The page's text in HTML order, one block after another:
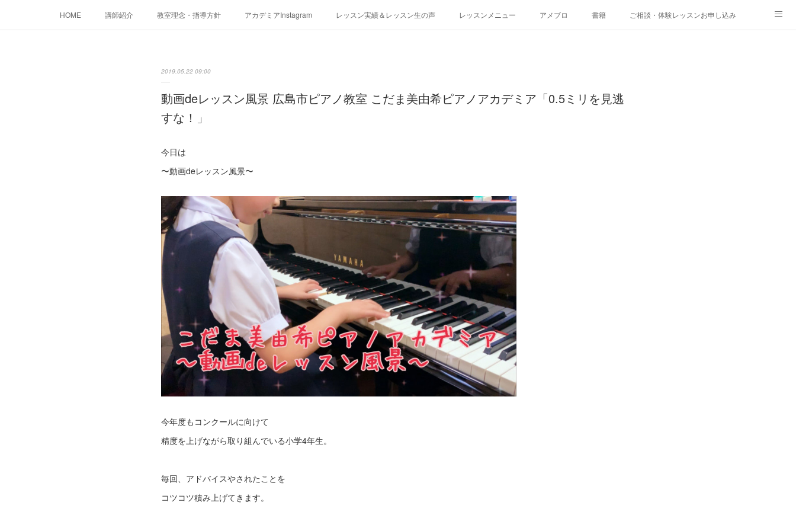
HOME 講師紹介 教室理念・指導方針 アカデミアInstagram レッスン実績＆レッスン生の声 レッスンメニュー アメブロ 書籍 ご相談・体験レッスンお申し込み
2019.05.22 09:00
動画deレッスン風景 広島市ピアノ教室 こだま美由希ピアノアカデミア「0.5ミリを見逃
すな！」
今日は
〜動画deレッスン風景〜
今年度もコンクールに向けて
精度を上げながら取り組んでいる小学4年生。
毎回、アドバイスやされたことを
コツコツ積み上げてきます。